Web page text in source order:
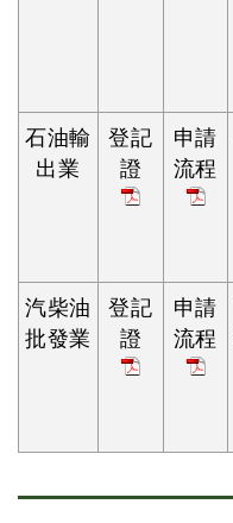
石油輸
出業
登記
證
申請
流程
汽柴油
批發業
登記
證
申請
流程